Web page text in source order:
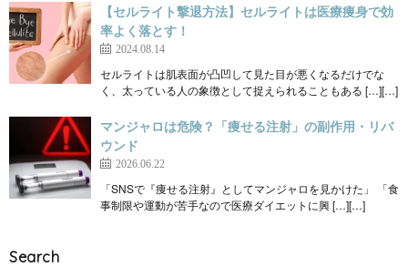
【セルライト撃退方法】セルライトは医療痩身で効
率よく落とす！
2024.08.14
セルライトは肌表面が凸凹して見た目が悪くなるだけでな
く、太っている人の象徴として捉えられることもある […][…]
マンジャロは危険？「痩せる注射」の副作用・リバ
ウンド
2026.06.22
「SNSで『痩せる注射』としてマンジャロを見かけた」 「食
事制限や運動が苦手なので医療ダイエットに興 […][…]
Search